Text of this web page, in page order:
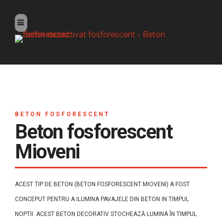
BETON FOSFORESCENT
Beton fosforescent
Mioveni
ACEST TIP DE BETON (BETON FOSFORESCENT MIOVENI) A FOST
CONCEPUT PENTRU A ILUMINA PAVAJELE DIN BETON IN TIMPUL
NOPTII. ACEST BETON DECORATIV STOCHEAZĂ LUMINA ÎN TIMPUL